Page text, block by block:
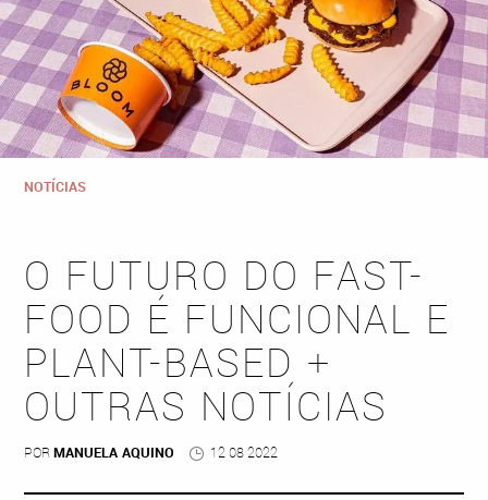
NOTÍCIAS
O FUTURO DO FAST-
FOOD É FUNCIONAL E
PLANT-BASED +
OUTRAS NOTÍCIAS
PORMANUELA AQUINO 12 08 2022